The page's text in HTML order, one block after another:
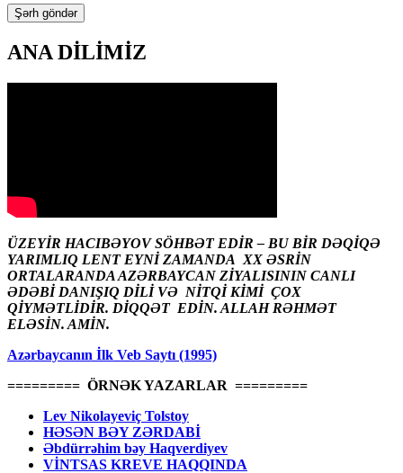
ANA DİLİMİZ
ÜZEYİR HACIBƏYOV SÖHBƏT EDİR – BU BİR DƏQİQƏ
YARIMLIQ LENT EYNİ ZAMANDA XX ƏSRİN
ORTALARANDA AZƏRBAYCAN ZİYALISININ CANLI
ƏDƏBİ DANIŞIQ DİLİ VƏ NİTQİ KİMİ ÇOX
QİYMƏTLİDİR. DİQQƏT EDİN. ALLAH RƏHMƏT
ELƏSİN. AMİN.
Azərbaycanın İlk Veb Saytı (1995)
========= ÖRNƏK YAZARLAR =========
Lev Nikolayeviç Tolstoy
HƏSƏN BƏY ZƏRDABİ
Əbdürrəhim bəy Haqverdiyev
VİNTSAS KREVE HAQQINDA